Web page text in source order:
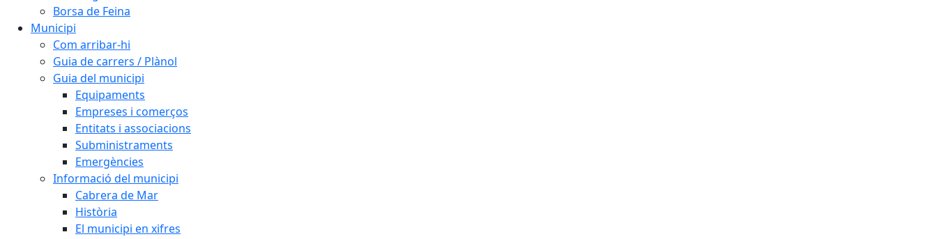
Borsa de Feina
Municipi
Com arribar-hi
Guia de carrers / Plànol
Guia del municipi
Equipaments
Empreses i comerços
Entitats i associacions
Subministraments
Emergències
Informació del municipi
Cabrera de Mar
Història
El municipi en xifres